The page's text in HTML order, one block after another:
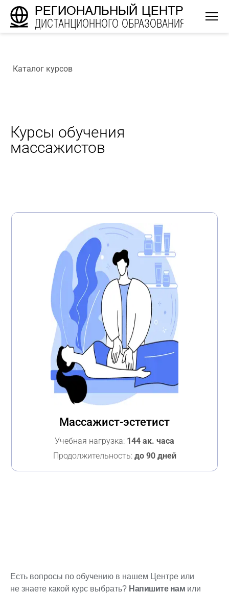
РЕГИОНАЛЬНЫЙ ЦЕНТР
ДИСТАНЦИОННОГО ОБРАЗОВАНИЯ
Каталог курсов
Курсы обучения
массажистов
Массажист-эстетист
Учебная нагрузка: 144 ак. часа
Продолжительность: до 90 дней
Есть вопросы по обучению в нашем Центре или
не знаете какой курс выбрать? Напишите нам или